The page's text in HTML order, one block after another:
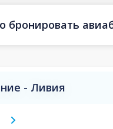
бронировать
- Ливия